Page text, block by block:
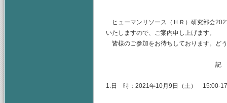
ヒューマンリソース（ＨＲ）研究部会
いたしますので、ご案内申し上げます。
皆様のご参加をお待ちしております。ど
記
1.日 時：2021年10月9日（土） 15:00-